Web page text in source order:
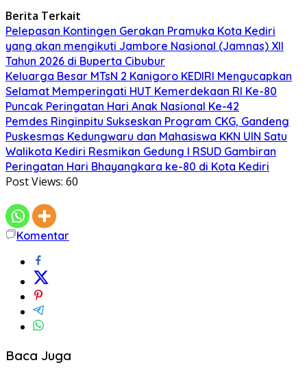
Berita Terkait
Pelepasan Kontingen Gerakan Pramuka Kota Kediri
yang akan mengikuti Jambore Nasional (Jamnas) XII
Tahun 2026 di Buperta Cibubur
Keluarga Besar MTsN 2 Kanigoro KEDIRI Mengucapkan
Selamat Memperingati HUT Kemerdekaan RI Ke-80
Puncak Peringatan Hari Anak Nasional Ke-42
Pemdes Ringinpitu Sukseskan Program CKG, Gandeng
Puskesmas Kedungwaru dan Mahasiswa KKN UIN Satu
Walikota Kediri Resmikan Gedung I RSUD Gambiran
Peringatan Hari Bhayangkara ke-80 di Kota Kediri
Post Views: 60
Komentar
Baca Juga